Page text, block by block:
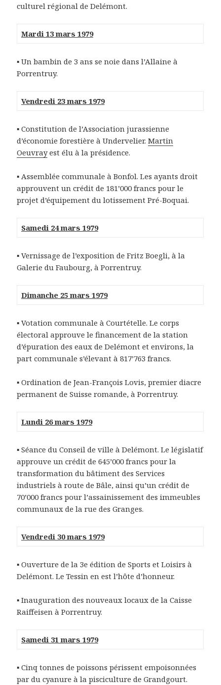
culturel régional de Delémont.
Mardi 13 mars 1979
▪ Un bambin de 3 ans se noie dans l’Allaine à
Porrentruy.
Vendredi 23 mars 1979
▪ Constitution de l’Association jurassienne
d’économie forestière à Undervelier.Martin
Oeuvrayest élu à la présidence.
▪ Assemblée communale à Bonfol. Les ayants droit
approuvent un crédit de 181’000 francs pour le
projet d’équipement du lotissement Pré-Boquai.
Samedi 24 mars 1979
▪ Vernissage de l’exposition de Fritz Boegli, à la
Galerie du Faubourg, à Porrentruy.
Dimanche 25 mars 1979
▪ Votation communale à Courtételle. Le corps
électoral approuve le financement de la station
d’épuration des eaux de Delémont et environs, la
part communale s’élevant à 817’763 francs.
▪ Ordination de Jean-François Lovis, premier diacre
permanent de Suisse romande, à Porrentruy.
Lundi 26 mars 1979
▪ Séance du Conseil de ville à Delémont. Le législatif
approuve un crédit de 645’000 francs pour la
transformation du bâtiment des Services
industriels à route de Bâle, ainsi qu’un crédit de
70’000 francs pour l’assainissement des immeubles
communaux de la rue des Granges.
Vendredi 30 mars 1979
▪ Ouverture de la 3e édition de Sports et Loisirs à
Delémont. Le Tessin en est l’hôte d’honneur.
▪ Inauguration des nouveaux locaux de la Caisse
Raiffeisen à Porrentruy.
Samedi 31 mars 1979
▪ Cinq tonnes de poissons périssent empoisonnées
par du cyanure à la pisciculture de Grandgourt.